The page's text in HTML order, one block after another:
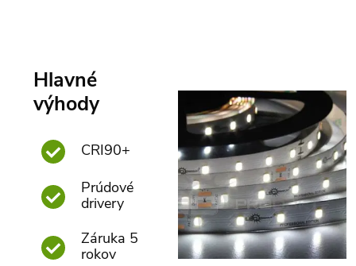
Hlavné
výhody
CRI90+
Prúdové
drivery
Záruka 5
rokov